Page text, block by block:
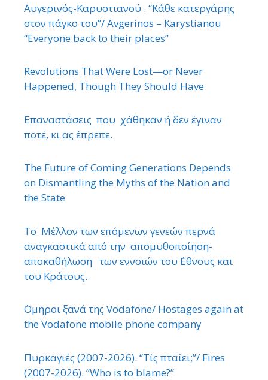
Αυγερινός-Καρυστιανού . “Κάθε κατεργάρης
στον πάγκο του”/ Avgerinos – Karystianou
“Εveryone back to their places”
Revolutions That Were Lost—or Never
Happened, Though They Should Have
Επαναστάσεις που χάθηκαν ή δεν έγιναν
ποτέ, κι ας έπρεπε.
The Future of Coming Generations Depends
on Dismantling the Myths of the Nation and
the State
Το Μέλλον των επόμενων γενεών περνά
αναγκαστικά από την απομυθοποίηση-
αποκαθήλωση των εννοιών του ΄Εθνους και
του Κράτους.
΄Ομηροι ξανά της Vodafone/ Hostages again at
the Vodafone mobile phone company
Πυρκαγιές (2007-2026). “Τίς πταίει;”/ Fires
(2007-2026). “Who is to blame?”